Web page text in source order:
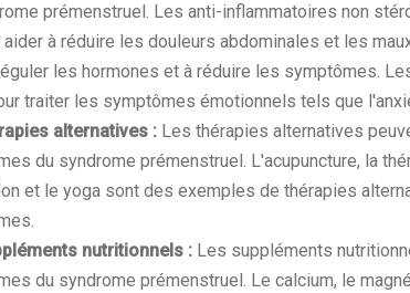
prémenstruel. Les anti-inflammatoires non
aider à réduire les douleurs abdominales et les
les hormones et à réduire les symptômes.
traiter les symptômes émotionnels tels que
alternatives : Les thérapies alternatives
du syndrome prémenstruel. L'acupuncture, la
et le yoga sont des exemples de thérapies
nutritionnels : Les suppléments
du syndrome prémenstruel. Le calcium, le